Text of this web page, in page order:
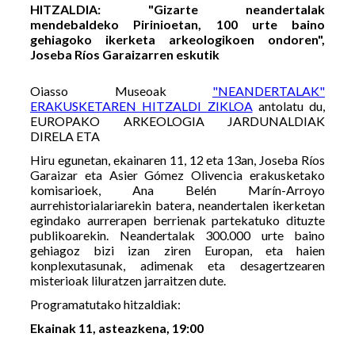
HITZALDIA: "Gizarte neandertalak
mendebaldeko Pirinioetan, 100 urte baino
gehiagoko ikerketa arkeologikoen ondoren",
Joseba Ríos Garaizarren eskutik
Oiasso Museoak "NEANDERTALAK"
ERAKUSKETAREN HITZALDI ZIKLOA antolatu du,
EUROPAKO ARKEOLOGIA JARDUNALDIAK
DIRELA ETA
Hiru egunetan, ekainaren 11, 12 eta 13an, Joseba Ríos
Garaizar eta Asier Gómez Olivencia erakusketako
komisarioek, Ana Belén Marín-Arroyo
aurrehistorialariarekin batera, neandertalen ikerketan
egindako aurrerapen berrienak partekatuko dituzte
publikoarekin. Neandertalak 300.000 urte baino
gehiagoz bizi izan ziren Europan, eta haien
konplexutasunak, adimenak eta desagertzearen
misterioak liluratzen jarraitzen dute.
Programatutako hitzaldiak:
Ekainak 11, asteazkena, 19:00